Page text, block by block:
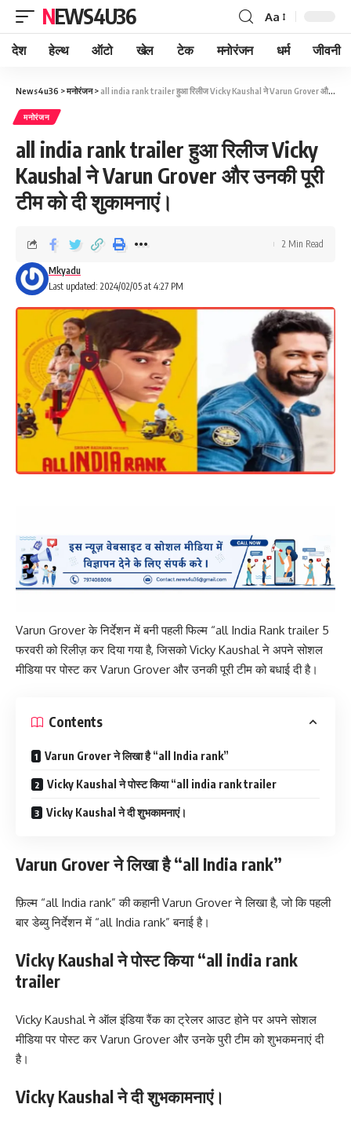
NEWS4U36 Aa
देश हेल्थ ऑटो खेल टेक मनोरंजन धर्म जीवनी
News4u36 >मनोरंजन> all india rank trailer हुआ रिलीज Vicky Kaushal ने Varun Grover और उनकी पूरी टीम को दी शुकामनाएं।
मनोरंजन
all india rank trailer हुआ रिलीज Vicky
Kaushal ने Varun Grover और उनकी पूरी
टीम को दी शुकामनाएं।
Last updated: 2024/02/05 at 4:27 PM
Mkyadu
2 Min Read
Varun Grover के निर्देशन में बनी पहली फिल्म “all India Rank trailer 5
फरवरी को रिलीज़ कर दिया गया है, जिसको Vicky Kaushal ने अपने सोशल
मीडिया पर पोस्ट कर Varun Grover और उनकी पूरी टीम को बधाई दी है।
Contents
Varun Grover ने लिखा है “all India rank”
Vicky Kaushal ने पोस्ट किया “all india rank trailer
Vicky Kaushal ने दी शुभकामनाएं।
Varun Grover ने लिखा है “all India rank”
फ़िल्म “all India rank” की कहानी Varun Grover ने लिखा है, जो कि पहली
बार डेब्यु निर्देशन में “all India rank” बनाई है।
Vicky Kaushal ने पोस्ट किया “all india rank
trailer
Vicky Kaushal ने ऑल इंडिया रैंक का ट्रेलर आउट होने पर अपने सोशल
मीडिया पर पोस्ट कर Varun Grover और उनके पुरी टीम को शुभकमनाएं दी
है।
Vicky Kaushal ने दी शुभकामनाएं।